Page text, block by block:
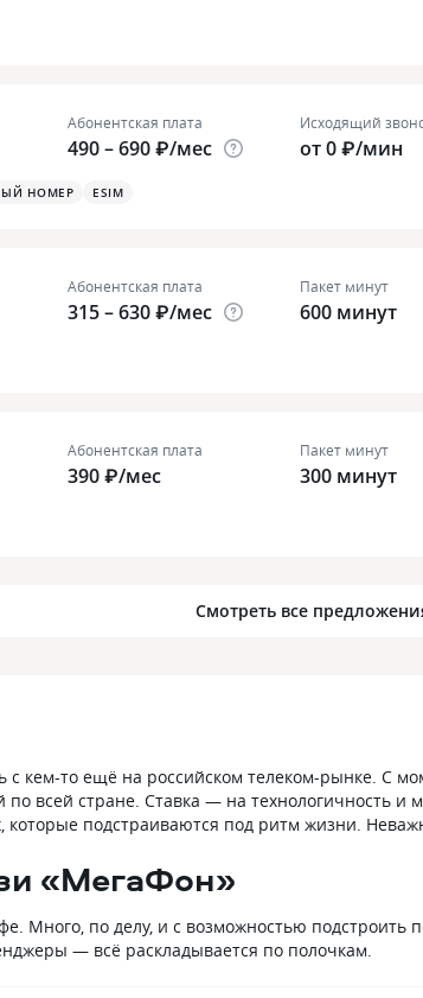
Абонентская плата
490 – 690 ₽/мес
Исходящий
от 0 ₽/мин
НОМЕР ESIM
Абонентская плата
315 – 630 ₽/мес
Пакет минут
600 минут
Абонентская плата
390 ₽/мес
Пакет минут
300 минут
Смотреть все
кем-то ещё на российском телеком-рынке. С
всей стране. Ставка — на технологичность
которые подстраиваются под ритм жизни.
«МегаФон»
Много, по делу, и с возможностью подстроить
— всё раскладывается по полочкам.